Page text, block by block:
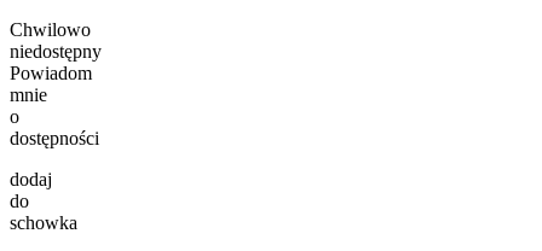
Chwilowo
niedostępny
Powiadom
mnie
o
dostępności
dodaj
do
schowka